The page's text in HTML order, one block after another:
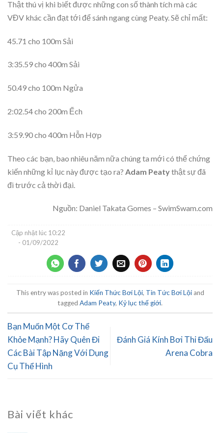
Thật thú vị khi biết được những con số thành tích mà các
VĐV khác cần đạt tới để sánh ngang cùng Peaty. Sẽ chỉ mất:
45.71 cho 100m Sải
3:35.59 cho 400m Sải
50.49 cho 100m Ngửa
2:02.54 cho 200m Ếch
3:59.90 cho 400m Hỗn Hợp
Theo các bạn, bao nhiêu năm nữa chúng ta mới có thể chứng
kiến những kỉ lục này được tạo ra? Adam Peatythật sự đã
đi trước cả thời đại.
Nguồn: Daniel Takata Gomes – SwimSwam.com
Cập nhật lúc 10:22
- 01/09/2022
This entry was posted in Kiến Thức Bơi Lội, Tin Tức Bơi Lộiand
tagged Adam Peaty, Kỷ lục thế giới.
Bạn Muốn Một Cơ Thể
Khỏe Mạnh? Hãy Quên Đi
Các Bài Tập Nặng Với Dụng
Cụ Thể Hình
Đánh Giá Kính Bơi Thi Đấu
Arena Cobra
Bài viết khác